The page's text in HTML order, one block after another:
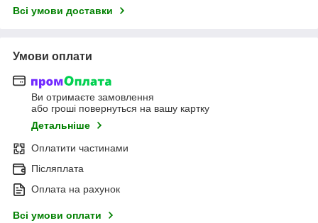
Всі умови доставки
Умови оплати
Ви отримаєте замовлення
або гроші повернуться на вашу картку
Детальніше
Оплатити частинами
Післяплата
Оплата на рахунок
Всі умови оплати